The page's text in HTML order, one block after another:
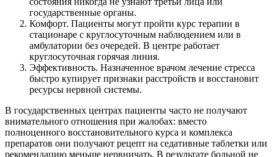
государственные органы.
Комфорт. Пациенты могут пройти курс терапии в
стационаре с круглосуточным наблюдением или в
амбулатории без очередей. В центре работает
круглосуточная горячая линия.
Эффективность. Назначенное врачом лечение стресса
быстро купирует признаки расстройств и восстановит
ресурсы нервной системы.
В государственных центрах пациенты часто не получают
внимательного отношения при жалобах: вместо
полноценного восстановительного курса и комплекса
препаратов они получают рецепт на седативные таблетки или
рекомендацию меньше нервничать. В результате больной не